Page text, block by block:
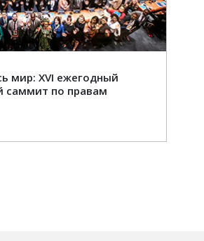
мир: XVI ежегодный
саммит по правам